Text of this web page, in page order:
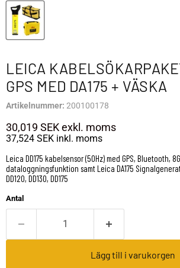
LEICA
GPS MED DA175 + VÄSKA
Artikelnummer: 200100178
30,019 SEKexkl. moms
37,524 SEK inkl. moms
Leica DD175 kabelsensor (50Hz) med GPS, Bluetooth,
dataloggningsfunktion samt Leica DA175
DD120, DD130, DD175
Antal
Lägg till i varukorgen